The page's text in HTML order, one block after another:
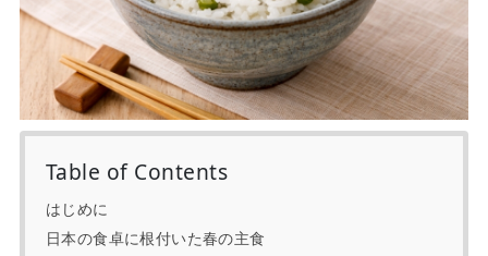
Table of Contents
はじめに
日本の食卓に根付いた春の主食